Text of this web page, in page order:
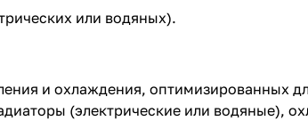
или водяных).
и охлаждения, оптимизированных
(электрические или водяные),